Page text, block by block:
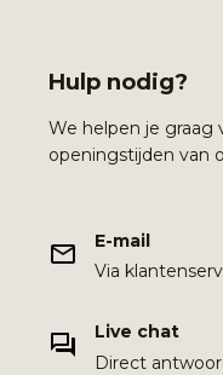
Hulp nodig?
We helpen je graag
openingstijden van
E-mail
Via
Live chat
Direct